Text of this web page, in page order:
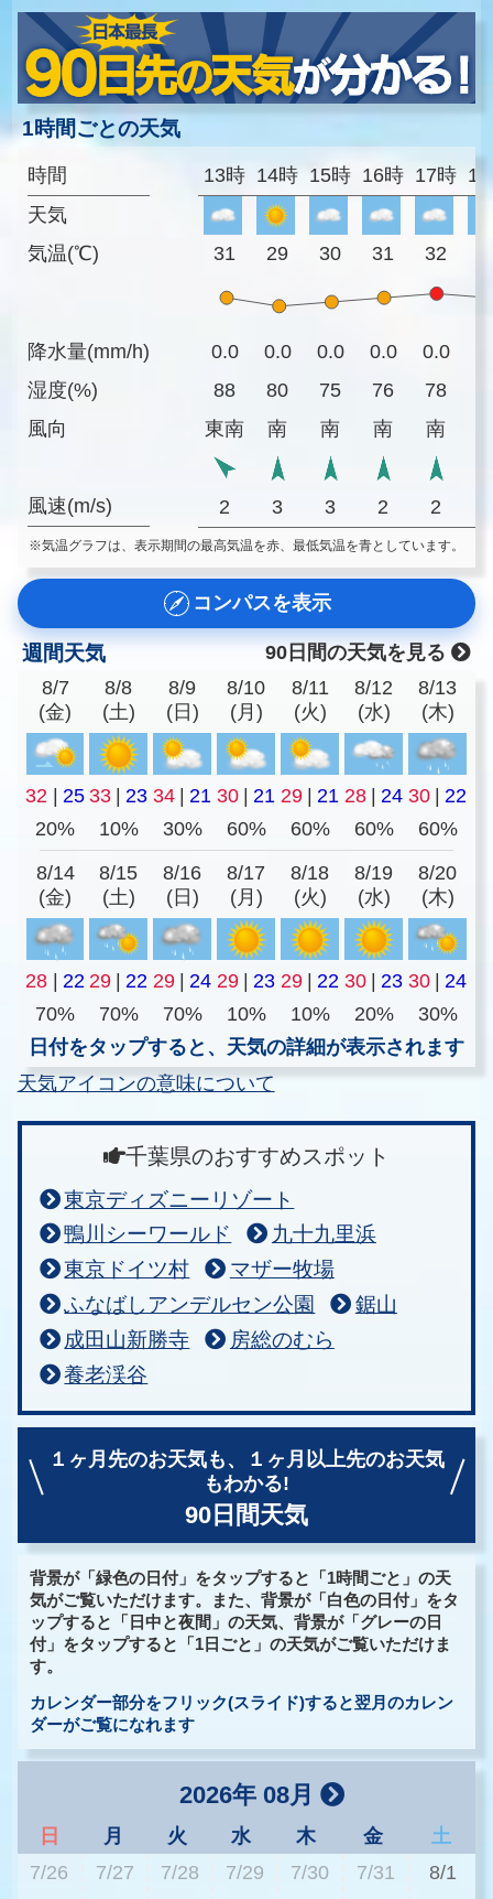
1時間ごとの天気
時間
天気
気温(℃)
降水量(mm/h)
湿度(%)
風向
風速(m/s)
13時 14時 15時 16時 17時
31 29 30 31 32
0.0 0.0 0.0 0.0 0.0
88
80 75 76 78
東南
南 南 南 南
2 3 3 2 2
※気温グラフは、表示期間の最高気温を赤、最低気温を青としています。
コンパスを表示
週間天気
90日間の天気を見る
8/7
(金)
8/8
(土)
8/9
(日)
8/10
(月)
8/11
(火)
8/12
(水)
8/13
(木)
32 | 25 33 | 23 34 | 21 30 | 21 29 | 21 28 | 24 30 | 22
20%
10% 30% 60% 60% 60% 60%
8/14
(金)
8/15
(土)
8/16
(日)
8/17
(月)
8/18
(火)
8/19
(水)
8/20
(木)
28 | 22 29 | 22 29 | 24 29 | 23 29 | 22 30 | 23 30 | 24
70%
70% 70% 10% 10% 20%
30%
日付をタップすると、天気の詳細が表示されます
天気アイコンの意味について
千葉県のおすすめスポット
東京ディズニーリゾート
鴨川シーワールド
九十九里浜
東京ドイツ村
マザー牧場
ふなばしアンデルセン公園
鋸山
成田山新勝寺
房総のむら
養老渓谷
１ヶ月先のお天気も、
１ヶ月以上先のお天気
もわかる!
90日間天気
背景が「緑色の日付」をタップすると「1時間ごと」の天
気がご覧いただけます。また、背景が「白色の日付」をタ
ップすると「日中と夜間」の天気、背景が「グレーの日
付」をタップすると「1日ごと」の天気がご覧いただけま
す。
カレンダー部分をフリック(スライド)すると翌月のカレン
ダーがご覧になれます
2026年 08月
日 月 火 水 木 金
土
7/26
7/27 7/28 7/29 7/30 7/31 8/1